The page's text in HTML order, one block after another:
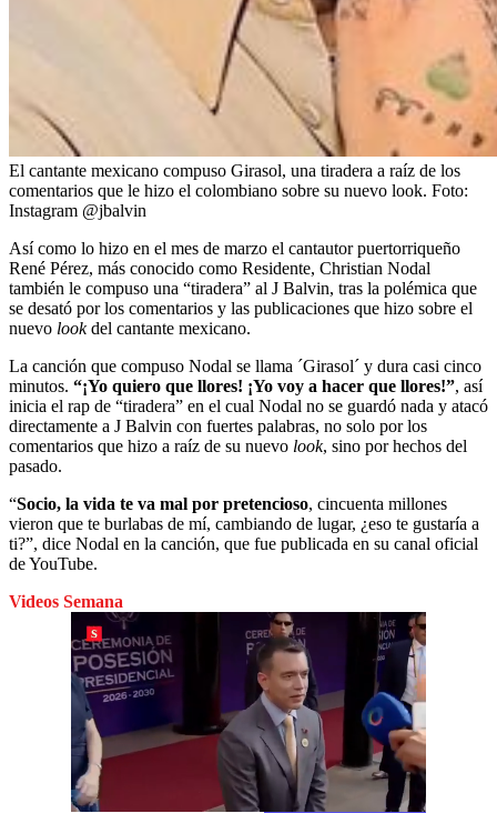
El cantante mexicano compuso Girasol, una tiradera a raíz de los
comentarios que le hizo el colombiano sobre su nuevo look. Foto:
Instagram @jbalvin
Así como lo hizo en el mes de marzo el cantautor puertorriqueño
René Pérez, más conocido como Residente, Christian Nodal
también le compuso una “tiradera” al J Balvin, tras la polémica que
se desató por los comentarios y las publicaciones que hizo sobre el
nuevo lookdel cantante mexicano.
La canción que compuso Nodal se llama ´Girasol´ y dura casi cinco
minutos. “¡Yo quiero que llores! ¡Yo voy a hacer que llores!”, así
inicia el rap de “tiradera” en el cual Nodal no se guardó nada y atacó
directamente a J Balvin con fuertes palabras, no solo por los
comentarios que hizo a raíz de su nuevo look, sino por hechos del
pasado.
“Socio, la vida te va mal por pretencioso, cincuenta millones
vieron que te burlabas de mí, cambiando de lugar, ¿eso te gustaría a
ti?”, dice Nodal en la canción, que fue publicada en su canal oficial
de YouTube.
Videos Semana